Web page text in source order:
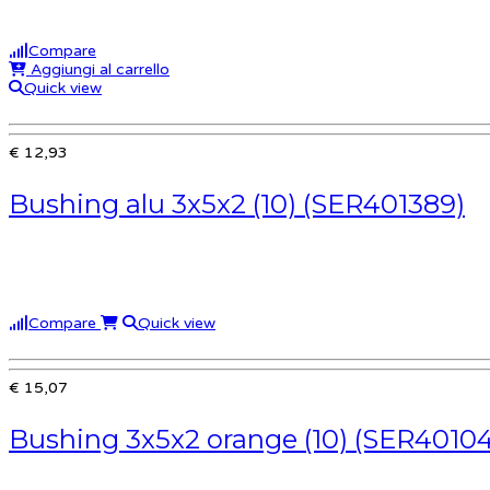
Compare
Aggiungi al carrello
Quick view
€ 12,93
Bushing alu 3x5x2 (10) (SER401389)
Compare Quick view
€ 15,07
Bushing 3x5x2 orange (10)